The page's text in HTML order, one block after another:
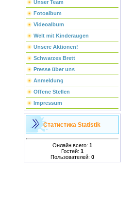
Unser Team
Fotoalbum
Videoalbum
Welt mit Kinderaugen
Unsere Aktionen!
Schwarzes Brett
Presse über uns
Anmeldung
Offene Stellen
Impressum
Статистика Statistik
Онлайн всего: 1
Гостей: 1
Пользователей: 0